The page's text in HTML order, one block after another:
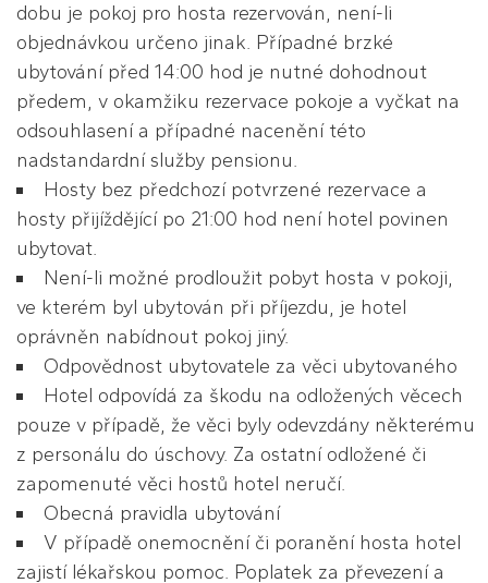
dobu je pokoj pro hosta rezervován, není-li
objednávkou určeno jinak. Případné brzké
ubytování před 14:00 hod je nutné dohodnout
předem, v okamžiku rezervace pokoje a vyčkat na
odsouhlasení a případné nacenění této
nadstandardní služby pensionu.
Hosty bez předchozí potvrzené rezervace a
hosty přijíždějící po 21:00 hod není hotel povinen
ubytovat.
Není-li možné prodloužit pobyt hosta v pokoji,
ve kterém byl ubytován při příjezdu, je hotel
oprávněn nabídnout pokoj jiný.
Odpovědnost ubytovatele za věci ubytovaného
Hotel odpovídá za škodu na odložených věcech
pouze v případě, že věci byly odevzdány některému
z personálu do úschovy. Za ostatní odložené či
zapomenuté věci hostů hotel neručí.
Obecná pravidla ubytování
V případě onemocnění či poranění hosta hotel
zajistí lékařskou pomoc. Poplatek za převezení a